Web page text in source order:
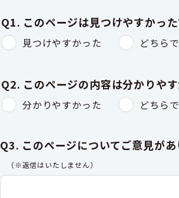
Q1. このページは見つけやすかっ
見つけやすかった どちら
Q2. このページの内容は分かりや
分かりやすかった どちら
Q3. このページについてご意見が
（※返信はいたしません）